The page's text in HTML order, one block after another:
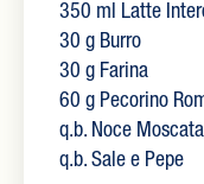
350 ml Latte
30 g Burro
30 g Farina
60 g Pecorino
q.b. Noce Moscata
q.b. Sale e Pepe